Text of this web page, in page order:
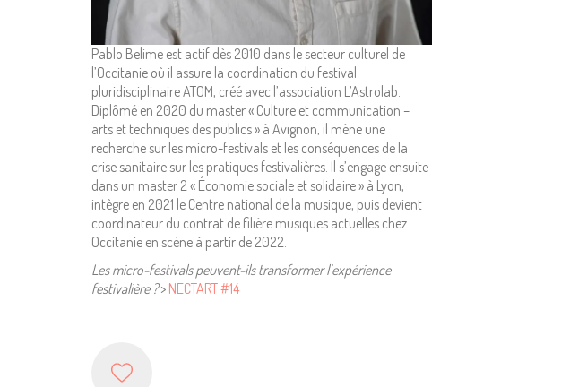
Pablo Belime est actif dès 2010 dans le secteur culturel de
l’Occitanie où il assure la coordination du festival
pluridisciplinaire ATOM, créé avec l’association L’Astrolab.
Diplômé en 2020 du master « Culture et communication –
arts et techniques des publics » à Avignon, il mène une
recherche sur les micro-festivals et les conséquences de la
crise sanitaire sur les pratiques festivalières. Il s’engage ensuite
dans un master 2 « Économie sociale et solidaire » à Lyon,
intègre en 2021 le Centre national de la musique, puis devient
coordinateur du contrat de filière musiques actuelles chez
Occitanie en scène à partir de 2022.
Les micro-festivals peuvent-ils transformer l’expérience
festivalière ?> NECTART #14